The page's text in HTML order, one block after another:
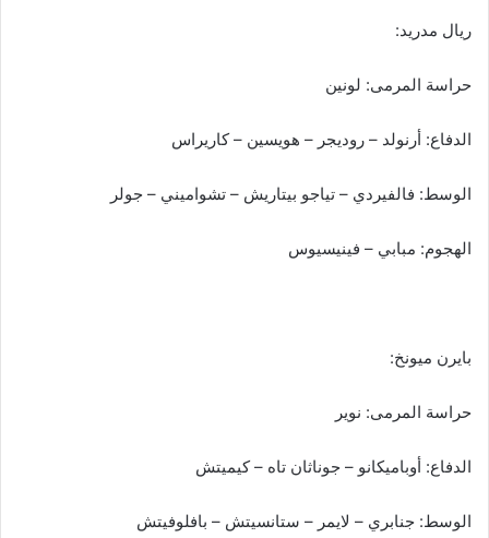
ريال مدريد:
حراسة المرمى: لونين
الدفاع: أرنولد – روديجر – هويسين – كاريراس
الوسط: فالفيردي – تياجو بيتاريش – تشواميني – جولر
الهجوم: مبابي – فينيسيوس
بايرن ميونخ:
حراسة المرمى: نوير
الدفاع: أوباميكانو – جوناثان تاه – كيميتش
الوسط: جنابري – لايمر – ستانسيتش – بافلوفيتش